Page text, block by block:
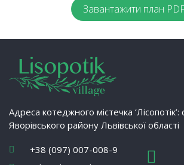
Завантажити план
Адреса котеджного містечка ‘Лісопотік’:
Яворівського району Львівської області
+38 (097) 007-008-9